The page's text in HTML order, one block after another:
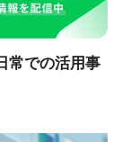
常での活用事